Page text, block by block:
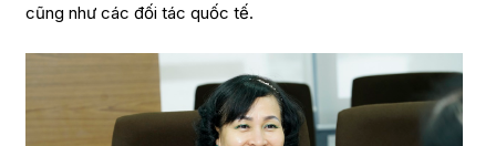
cũng như các đối tác quốc tế.